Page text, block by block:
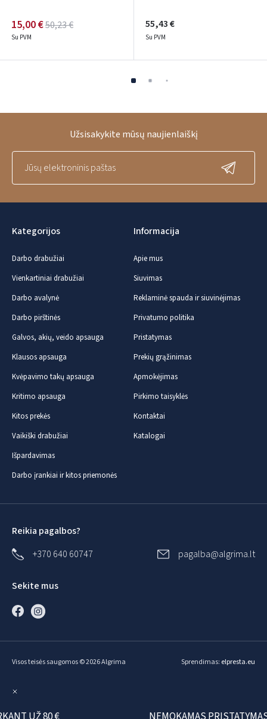
15,00 €50,23 €
Su PVM
55,43 €
Su PVM
Kategorijos
Darbo drabužiai
Vienkartiniai drabužiai
Darbo avalynė
Darbo pirštinės
Galvos, akių, veido apsauga
Klausos apsauga
Kvėpavimo takų apsauga
Kritimo apsauga
Kitos prekės
Vaikiški drabužiai
Išpardavimas
Darbo įrankiai ir kitos priemonės
Informacija
Apie mus
Siuvimas
Reklaminė spauda ir siuvinėjimas
Privatumo politika
Pristatymas
Prekių grąžinimas
Apmokėjimas
Pirkimo taisyklės
Kontaktai
Katalogai
Užsisakykite mūsų naujienlaiškį
Reikia pagalbos?
+370 640 60747
pagalba@algrima.lt
Sekite mus
Visos teisės saugomos © 2026 Algrima Sprendimas: elpresta.eu